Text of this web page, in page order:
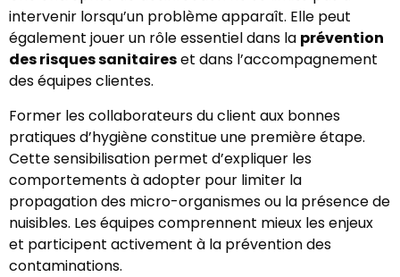
intervenir lorsqu’un problème apparaît. Elle peut
également jouer un rôle essentiel dans la prévention
des risques sanitaireset dans l’accompagnement
des équipes clientes.
Former les collaborateurs du client aux bonnes
pratiques d’hygiène constitue une première étape.
Cette sensibilisation permet d’expliquer les
comportements à adopter pour limiter la
propagation des micro-organismes ou la présence de
nuisibles. Les équipes comprennent mieux les enjeux
et participent activement à la prévention des
contaminations.